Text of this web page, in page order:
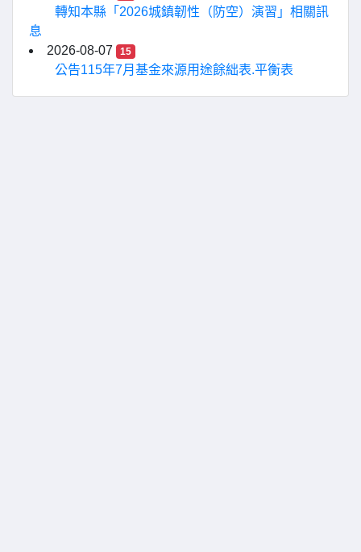
轉知本縣「2026城鎮韌性（防空）演習」相關訊
息
2026-08-07
15
公告115年7月基金來源用途餘絀表.平衡表